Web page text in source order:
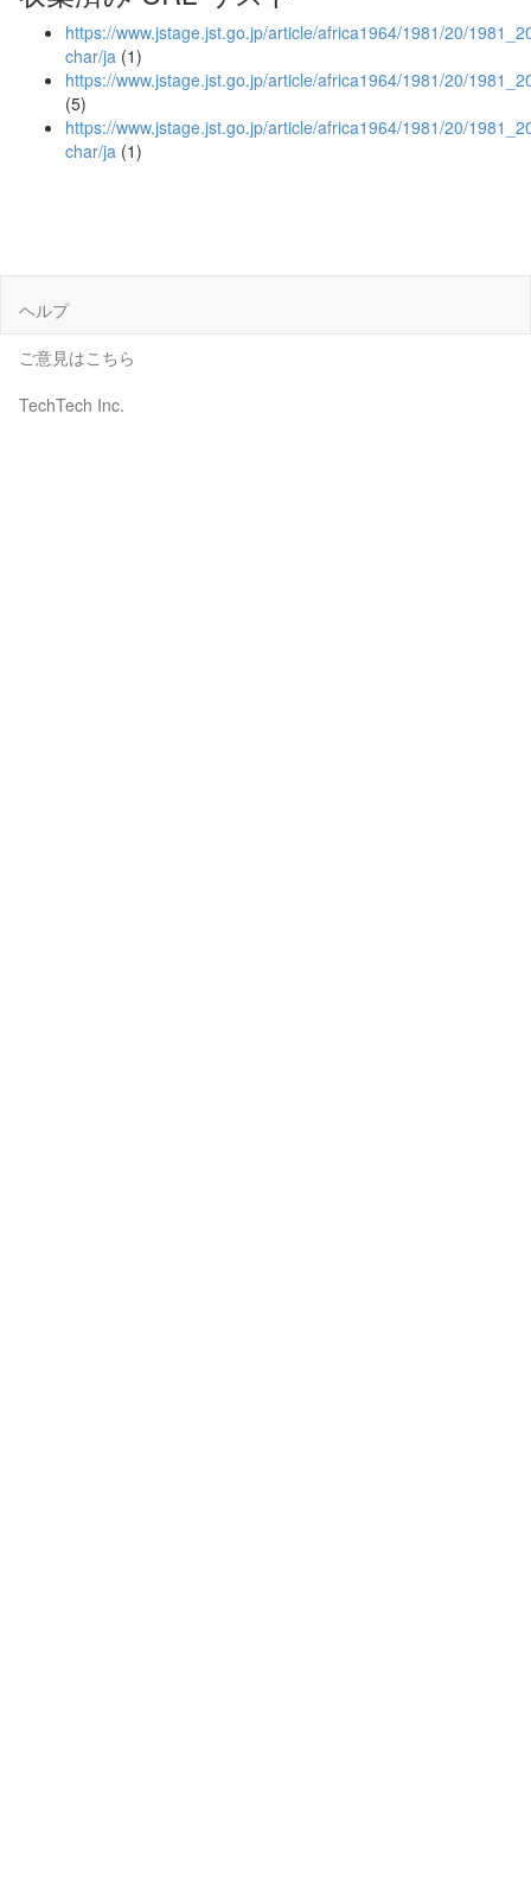
https://www.jstage.jst.go.jp/article/africa1964/1981/20/
char/ja (1)
https://www.jstage.jst.go.jp/article/africa1964/1981/20/
(5)
https://www.jstage.jst.go.jp/article/africa1964/1981/20/
char/ja (1)
ヘルプ
ご意見はこちら
TechTech Inc.